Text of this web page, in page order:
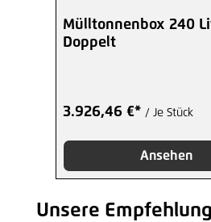
Mülltonnenbox 240
Doppelt
3.926,46 €* / Je Stück
Ansehen
Produktgalerie überspringen
Unsere